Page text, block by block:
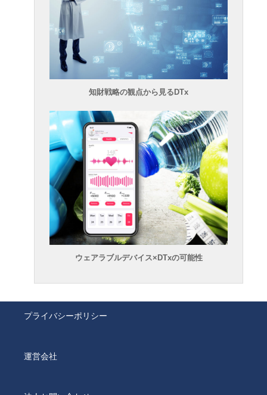
知財戦略の観点から見るDTx
ウェアラブルデバイス×DTxの可能性
プライバシーポリシー
運営会社